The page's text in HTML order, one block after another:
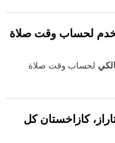
لحساب وقت صلاة
لحساب وقت صلاة
كازاخستان كل